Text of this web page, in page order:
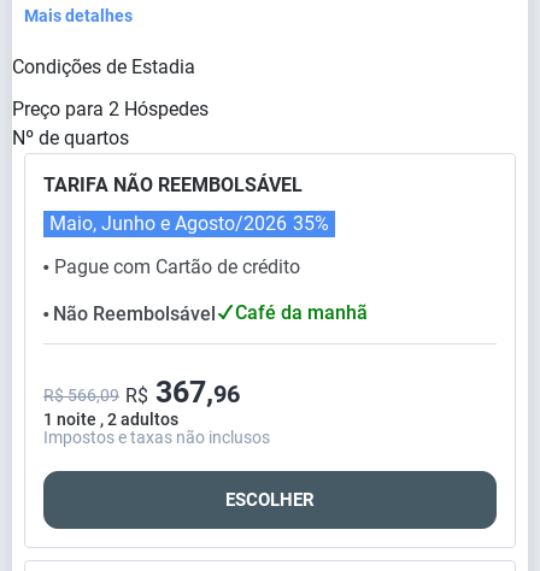
Mais detalhes
Condições de Estadia
Preço para 2 Hóspedes
Nº de quartos
TARIFA NÃO REEMBOLSÁVEL
⬤ Pague com Cartão de crédito
Maio, Junho e Agosto/2026 35%
⬤ Não Reembolsável Café da manhã
1 noite , 2 adultos
R$ 566,09 R$ 367,96
Impostos e taxas não inclusos
ESCOLHER